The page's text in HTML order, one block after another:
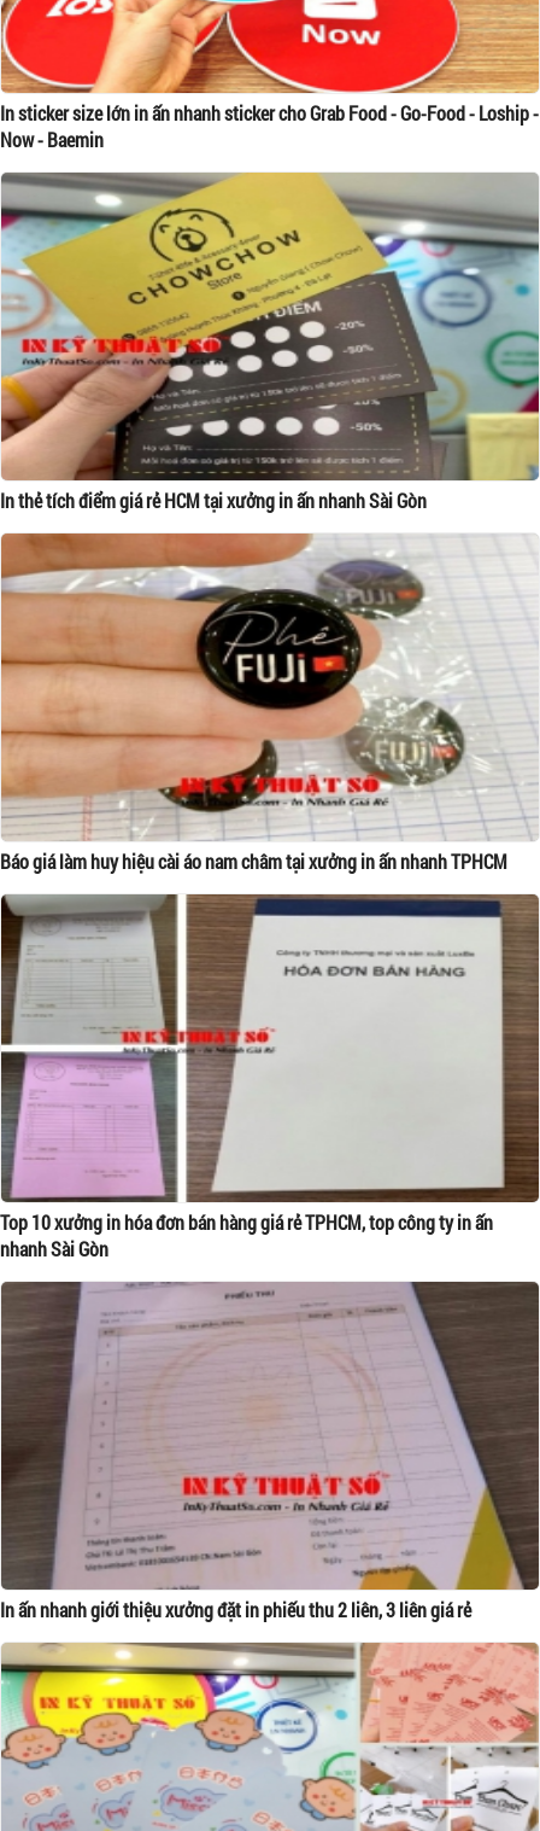
In sticker size lớn in ấn nhanh sticker cho Grab Food - Go-Food - Loship -
Now - Baemin
In thẻ tích điểm giá rẻ HCM tại xưởng in ấn nhanh Sài Gòn
Báo giá làm huy hiệu cài áo nam châm tại xưởng in ấn nhanh TPHCM
Top 10 xưởng in hóa đơn bán hàng giá rẻ TPHCM, top công ty in ấn
nhanh Sài Gòn
In ấn nhanh giới thiệu xưởng đặt in phiếu thu 2 liên, 3 liên giá rẻ